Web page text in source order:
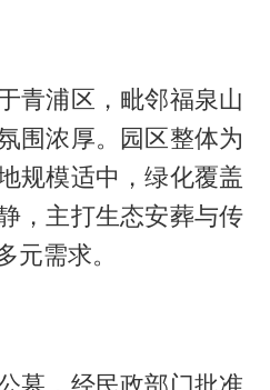
青浦区，毗邻福泉山
围浓厚。园区整体为
规模适中，绿化覆盖
，主打生态安葬与传
元需求。